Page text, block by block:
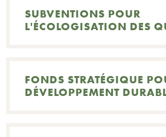
SUBVENTIONS POUR
L'ÉCOLOGISATION DES
FONDS STRATÉGIQUE
DÉVELOPPEMENT